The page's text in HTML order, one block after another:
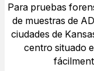
Para pruebas
de muestras de
ciudades de
centro situado